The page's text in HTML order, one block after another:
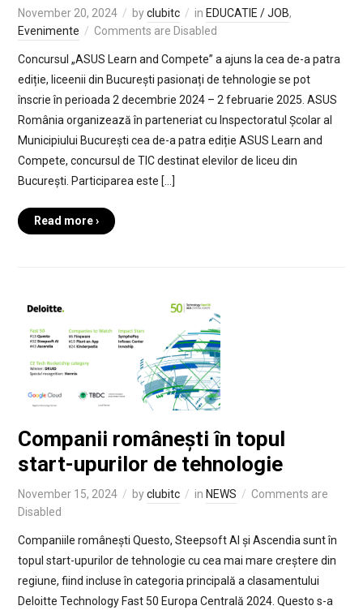
November 20, 2024 byclubitc in EDUCATIE / JOB,
Evenimente
Comments are Disabled
Concursul „ASUS Learn and Compete” a ajuns la cea de-a patra
ediție, liceenii din București pasionați de tehnologie se pot
înscrie în perioada 2 decembrie 2024 – 2 februarie 2025. ASUS
România organizează în parteneriat cu Inspectoratul Școlar al
Municipiului București cea de-a patra ediție ASUS Learn and
Compete, concursul de TIC destinat elevilor de liceu din
București. Participarea este […]
Read more ›
Companii românești în topul
start-upurilor de tehnologie
November 15, 2024 byclubitc in NEWS
Comments are
Disabled
Companiile românești Questo, Steepsoft AI și Ascendia sunt în
topul start-upurilor de tehnologie cu cea mai mare creștere din
regiune, fiind incluse în categoria principală a clasamentului
Deloitte Technology Fast 50 Europa Centrală 2024. Questo s-a